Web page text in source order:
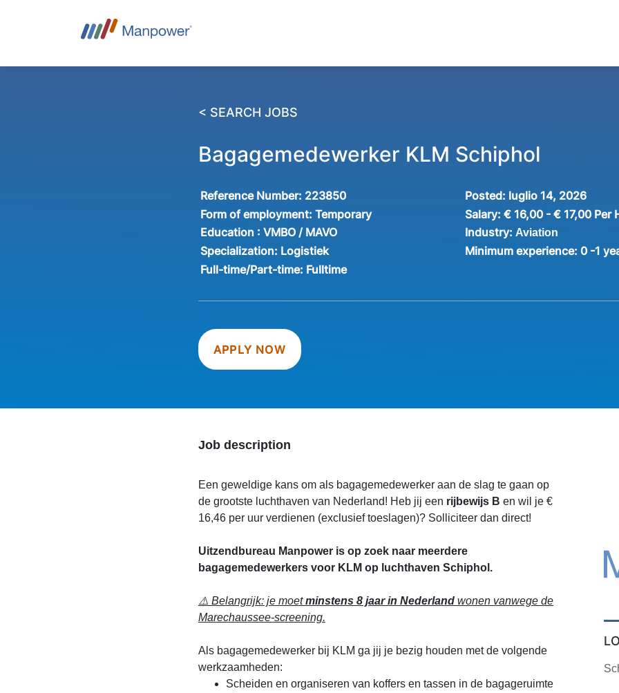
< SEARCH JOBS
Bagagemedewerker KLM Schiphol
Reference Number: 223850 Posted: luglio 14, 2026
Form of employment:Temporary Salary: € 16,00 - € 17,00 Per
Education : VMBO / MAVO Industry: Aviation
Specialization: Logistiek Minimum experience: 0 -1
Full-time/Part-time: Fulltime
APPLY NOW
Job description
Een geweldige kans om als bagagemedewerker aan de slag te gaan op
de grootste luchthaven van Nederland! Heb jij een rijbewijs B en wil je €
16,46 per uur verdienen (exclusief toeslagen)? Solliciteer dan direct!
Uitzendbureau Manpower is op zoek naar meerdere
bagagemedewerkers voor KLM op luchthaven Schiphol.
⚠️ Belangrijk: je moetminstens 8 jaar in Nederlandwonen vanwege de
Marechaussee-screening.
Als bagagemedewerker bij KLM ga jij je bezig houden met de volgende
werkzaamheden:
Scheiden en organiseren van koffers en tassen in de bagageruimte